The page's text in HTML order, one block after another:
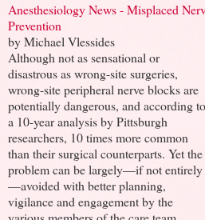
Anesthesiology News - Misplaced
Prevention
by Michael Vlessides
Although not as sensational or
disastrous as wrong-site surgeries,
wrong-site peripheral nerve blocks are
potentially dangerous, and according to
a 10-year analysis by Pittsburgh
researchers, 10 times more common
than their surgical counterparts. Yet the
problem can be largely—if not entirely
—avoided with better planning,
vigilance and engagement by the